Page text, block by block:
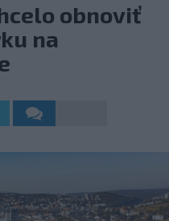
obnoviť
na